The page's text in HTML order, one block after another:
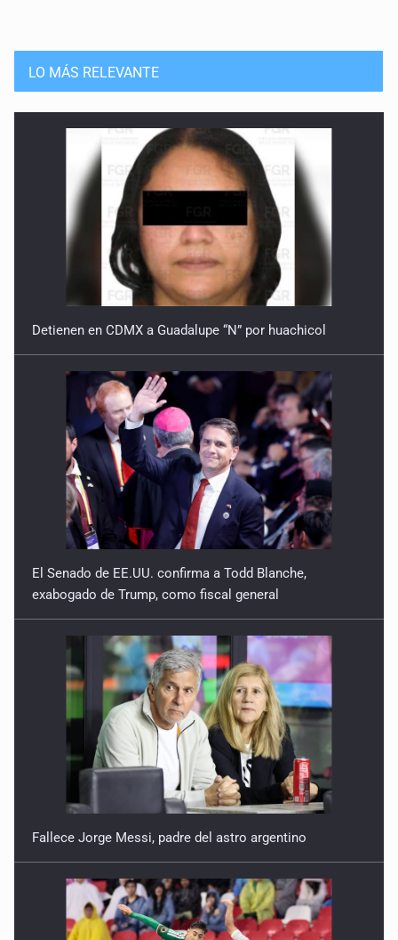
LO MÁS RELEVANTE
Detienen en CDMX a Guadalupe “N” por huachicol
El Senado de EE.UU. confirma a Todd Blanche,
exabogado de Trump, como fiscal general
Fallece Jorge Messi, padre del astro argentino